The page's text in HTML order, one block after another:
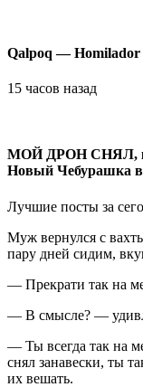
Qalpoq — Homilador
15 часов назад
МОЙ ДРОН СНЯЛ,
Новый Чебурашка
Лучшие посты за
Муж вернулся с
пару дней сидим,
— Прекрати так на
— В смысле? —
— Ты всегда так на
снял занавески, ты
их вешать.